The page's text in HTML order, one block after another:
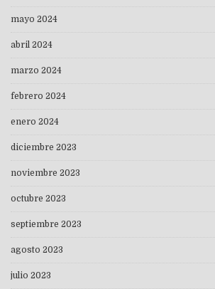
mayo 2024
abril 2024
marzo 2024
febrero 2024
enero 2024
diciembre 2023
noviembre 2023
octubre 2023
septiembre 2023
agosto 2023
julio 2023